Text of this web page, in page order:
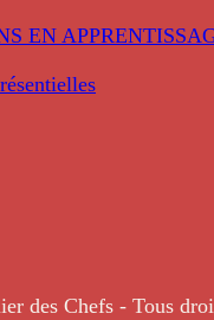
EN
des Chefs - Tous